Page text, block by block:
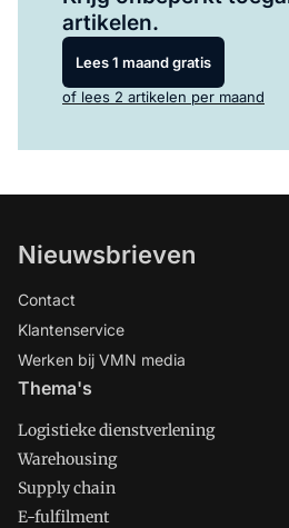
artikelen.
Lees 1 maand gratis
of lees 2 artikelen per maand
Nieuwsbrieven
Contact
Klantenservice
Werken bij VMN media
Thema's
Logistieke dienstverlening
Warehousing
Supply chain
E-fulfilment